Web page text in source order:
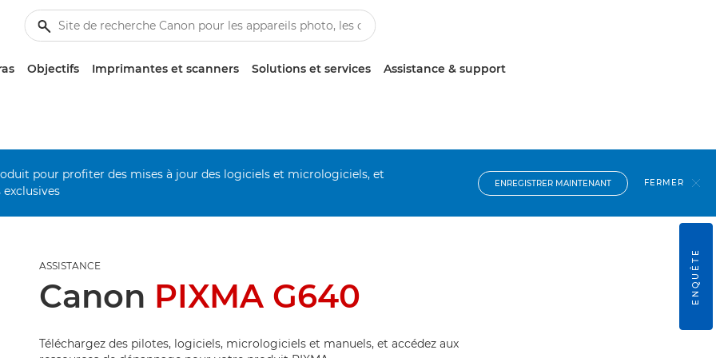
Objectifs Imprimantes et scanners Solutions et services Assistance & support
pour profiter des mises à jour des logiciels et micrologiciels, et
ENREGISTRER MAINTENANT FERMER
ASSISTANCE
Canon PIXMA G640
Téléchargez des pilotes, logiciels, micrologiciels et manuels, et accédez aux
ENQUÊTE